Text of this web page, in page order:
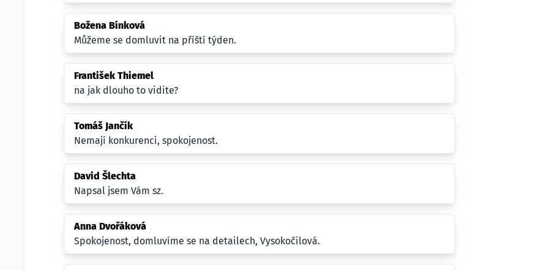
Božena Bínková
Můžeme se domluvit na příští týden.
František Thiemel
na jak dlouho to vidite?
Tomáš Jančík
Nemají konkurenci, spokojenost.
David Šlechta
Napsal jsem Vám sz.
Anna Dvořáková
Spokojenost, domluvíme se na detailech, Vysokočilová.